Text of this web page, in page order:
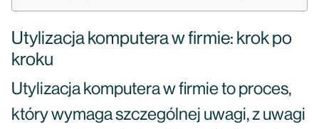
Utylizacja komputera w firmie: krok po
kroku
Utylizacja komputera w firmie to proces,
który wymaga szczególnej uwagi, z uwagi